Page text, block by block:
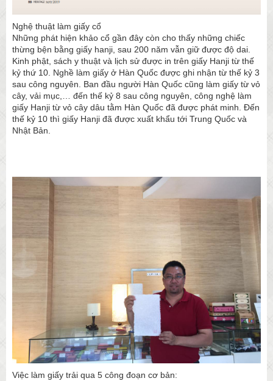
Nghệ thuật làm giấy cổ
Những phát hiện khảo cổ gần đây còn cho thấy những chiếc
thừng bện bằng giấy hanji, sau 200 năm vẫn giữ được độ dai.
Kinh phật, sách y thuật và lịch sử được in trên giấy Hanji từ thế
kỷ thứ 10. Nghề làm giấy ở Hàn Quốc được ghi nhận từ thế kỷ 3
sau công nguyên. Ban đầu người Hàn Quốc cũng làm giấy từ vỏ
cây, vải mục,… đến thế kỷ 8 sau công nguyên, công nghệ làm
giấy Hanji từ vỏ cây dâu tằm Hàn Quốc đã được phát minh. Đến
thế kỷ 10 thì giấy Hanji đã được xuất khẩu tới Trung Quốc và
Nhật Bản.
Việc làm giấy trải qua 5 công đoạn cơ bản: